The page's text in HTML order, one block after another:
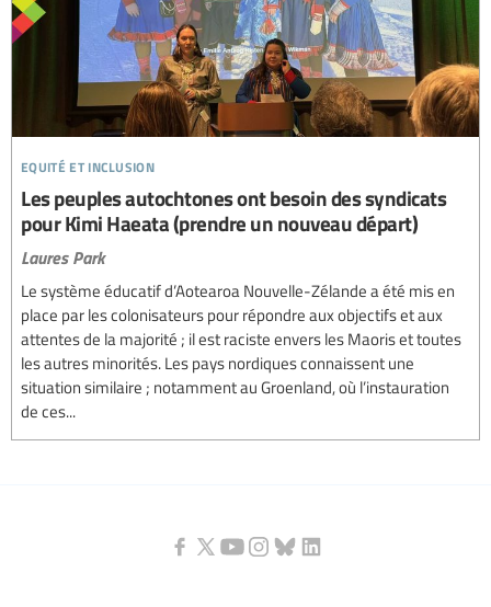
equité et inclusion
Les peuples autochtones ont besoin des syndicats
pour Kimi Haeata (prendre un nouveau départ)
Laures Park
Le système éducatif d’Aotearoa Nouvelle-Zélande a été mis en
place par les colonisateurs pour répondre aux objectifs et aux
attentes de la majorité ; il est raciste envers les Maoris et toutes
les autres minorités. Les pays nordiques connaissent une
situation similaire ; notamment au Groenland, où l’instauration
de ces...